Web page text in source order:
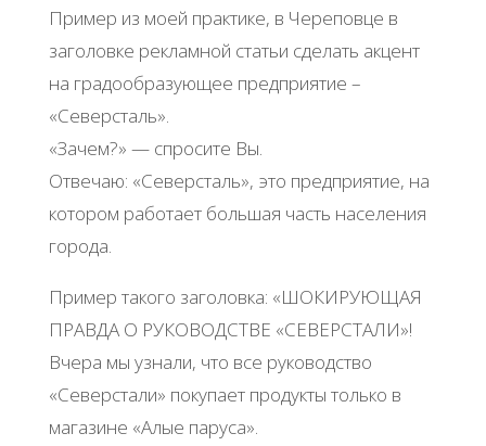
Пример из моей практике, в Череповце в
заголовке рекламной статьи сделать акцент
на градообразующее предприятие –
«Северсталь».
«Зачем?» — спросите Вы.
Отвечаю: «Северсталь», это предприятие, на
котором работает большая часть населения
города.
Пример такого заголовка: «ШОКИРУЮЩАЯ
ПРАВДА О РУКОВОДСТВЕ «СЕВЕРСТАЛИ»!
Вчера мы узнали, что все руководство
«Северстали» покупает продукты только в
магазине «Алые паруса».